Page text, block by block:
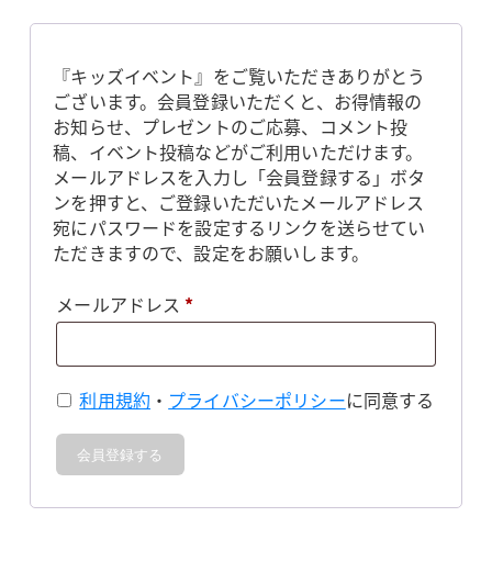
『キッズイベント』をご覧いただきありがとう
ございます。会員登録いただくと、お得情報の
お知らせ、プレゼントのご応募、コメント投
稿、イベント投稿などがご利用いただけます。
メールアドレスを入力し「会員登録する」ボタ
ンを押すと、ご登録いただいたメールアドレス
宛にパスワードを設定するリンクを送らせてい
ただきますので、設定をお願いします。
メールアドレス *必
利用規約 ・ プライバシーポリシーに同意する
会員登録する